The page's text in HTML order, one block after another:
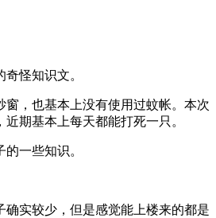
怪知识文。
窗，也基本上没有使用过蚊帐。本次
期基本上每天都能打死一只。
一些知识。
确实较少，但是感觉能上楼来的都是